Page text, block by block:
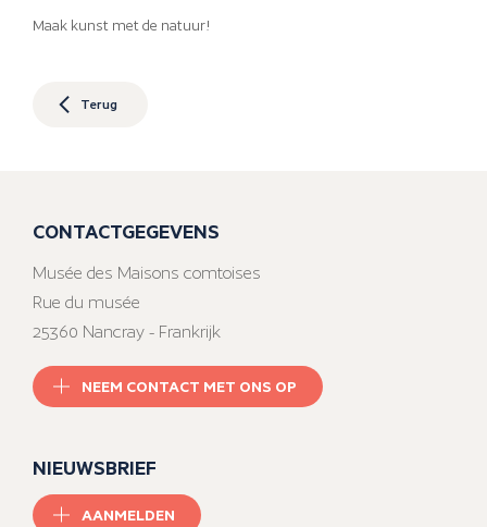
Maak kunst met de natuur!
Terug
CONTACTGEGEVENS
Musée des Maisons comtoises
Rue du musée
25360 Nancray - Frankrijk
NEEM CONTACT MET ONS OP
NIEUWSBRIEF
AANMELDEN